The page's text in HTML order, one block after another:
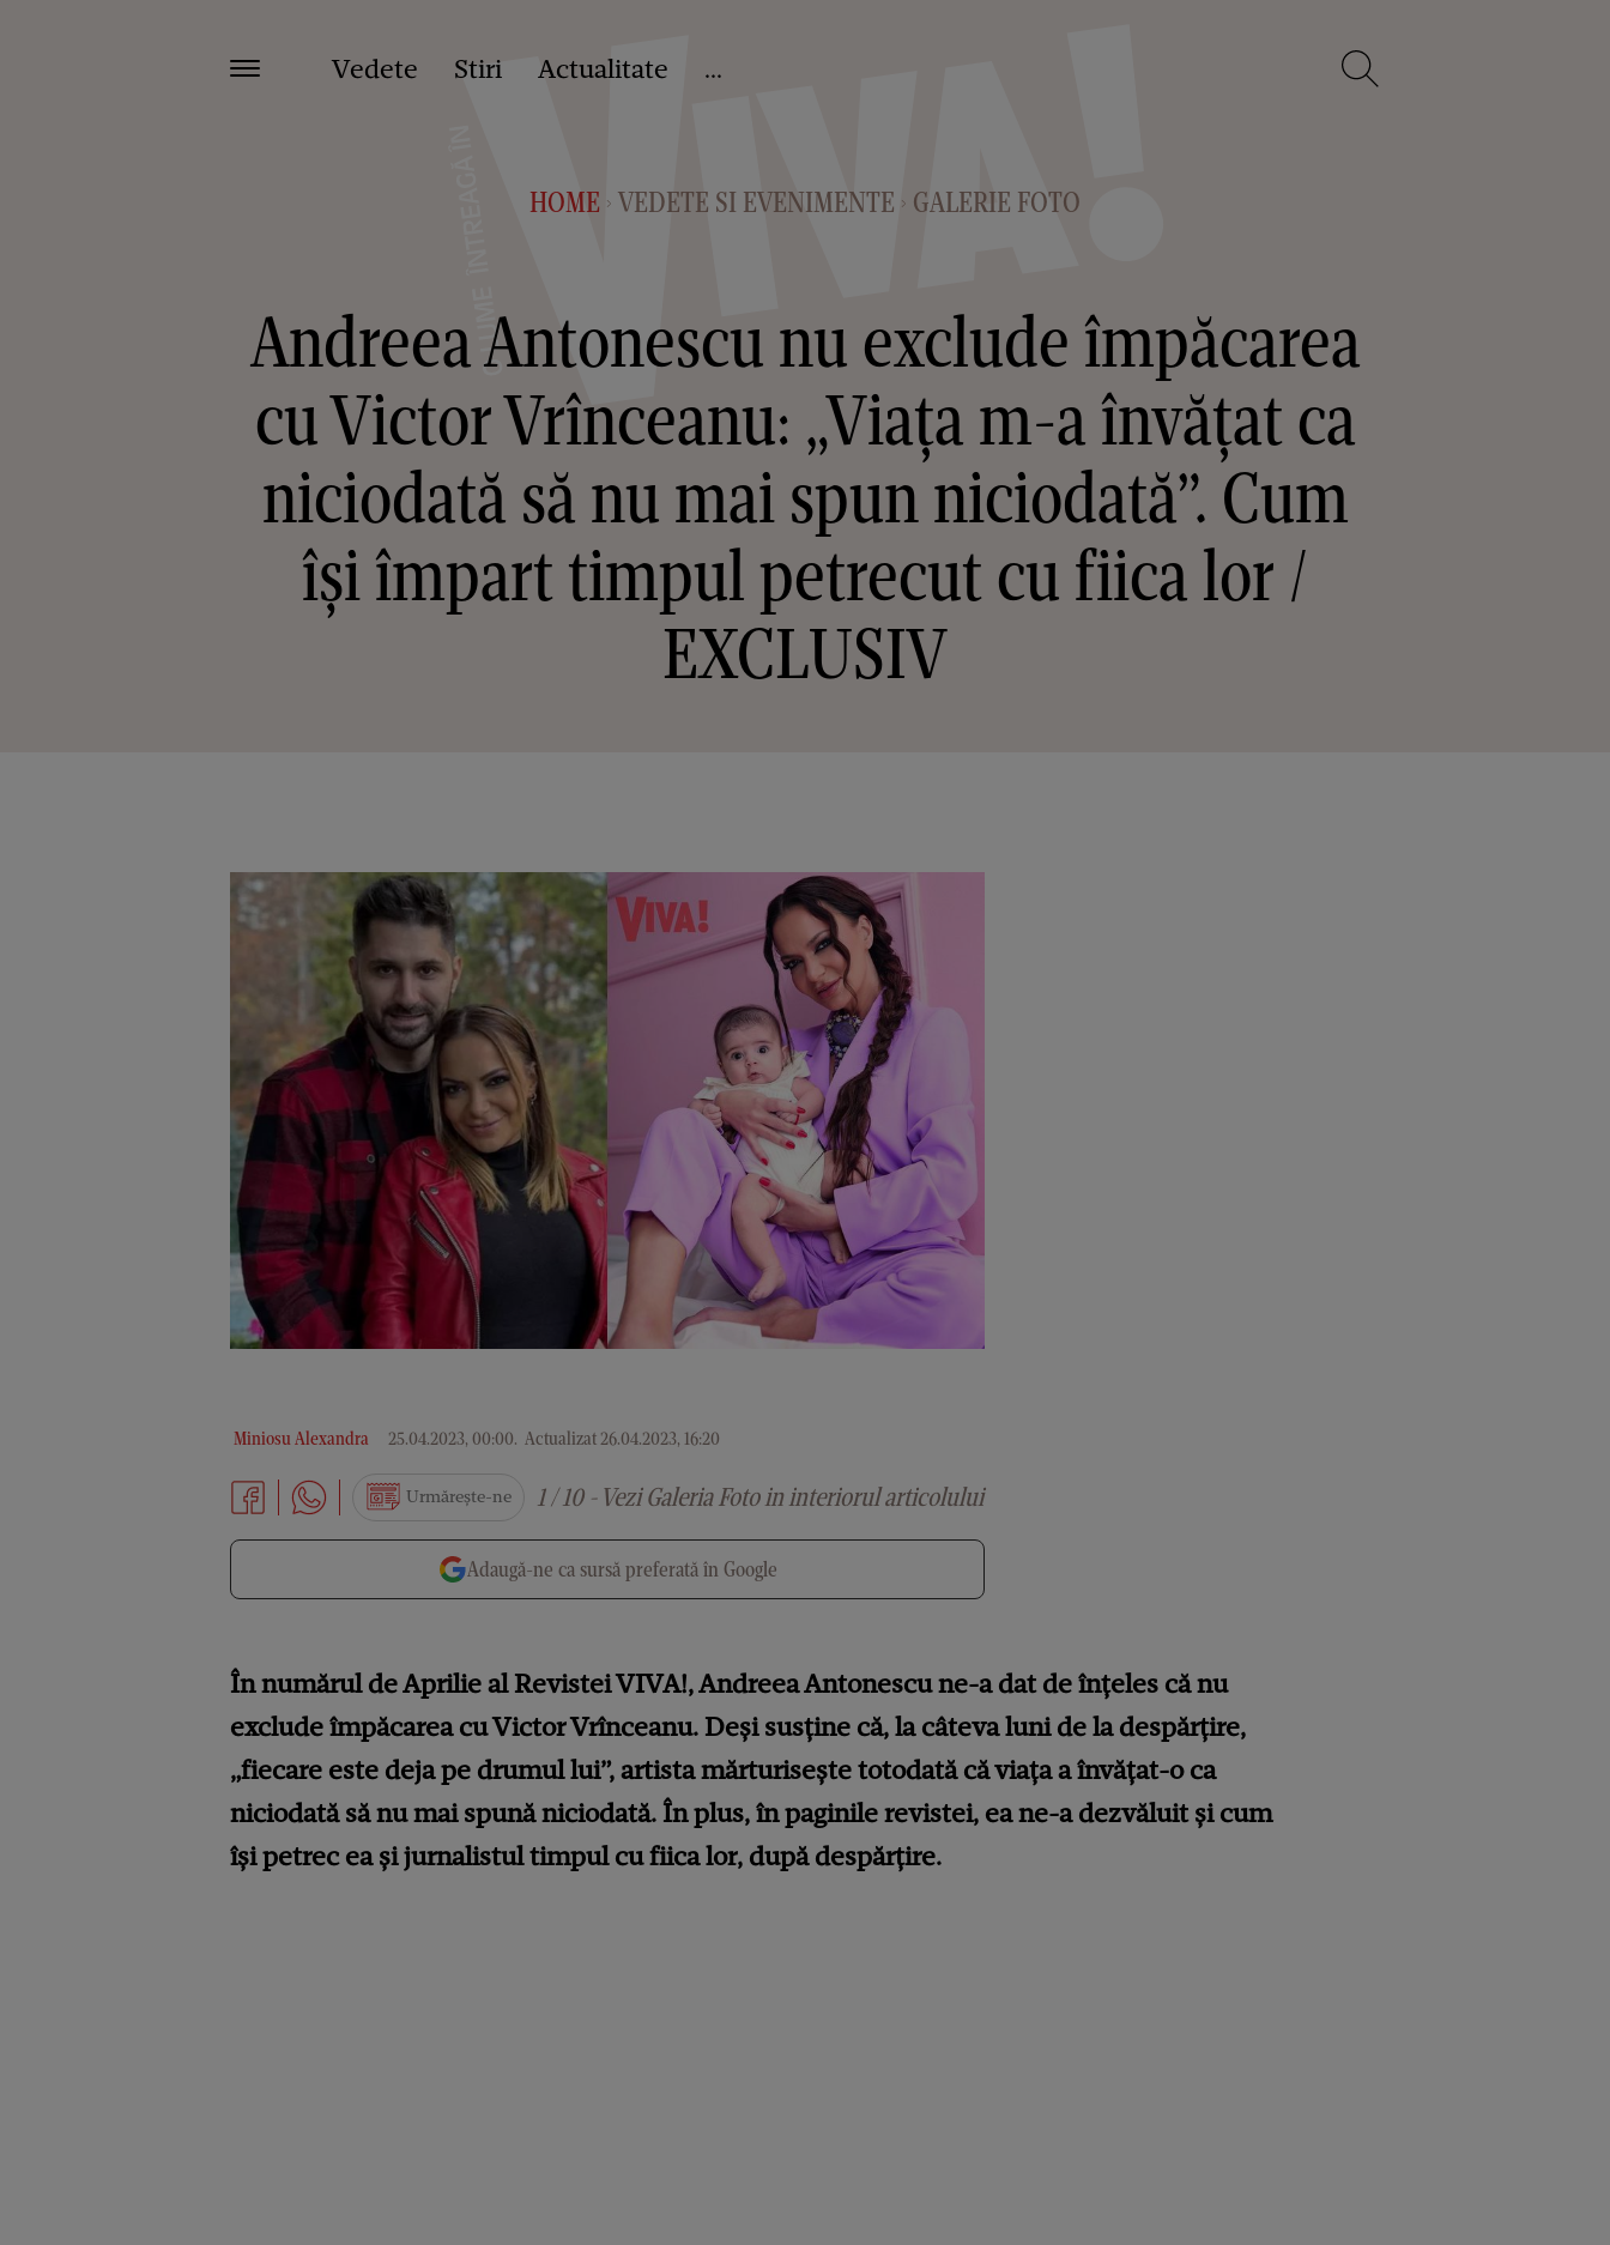
Vedete Stiri Actualitate ...
HOME > VEDETE SI EVENIMENTE > GALERIE FOTO
Andreea Antonescu nu exclude împăcarea
cu Victor Vrînceanu: „Viața m-a învățat ca
niciodată să nu mai spun niciodată”. Cum
își împart timpul petrecut cu fiica lor /
EXCLUSIV
Miniosu Alexandra 25.04.2023, 00:00. Actualizat 26.04.2023, 16:20
Urmărește-ne 1 / 10 - Vezi Galeria Foto in interiorul articolului
Adaugă-ne ca sursă preferată în Google
În numărul de Aprilie al Revistei VIVA!, Andreea Antonescu ne-a dat de înțeles că nu
exclude împăcarea cu Victor Vrînceanu. Deși susține că, la câteva luni de la despărțire,
„fiecare este deja pe drumul lui”, artista mărturisește totodată că viața a învățat-o ca
niciodată să nu mai spună niciodată. În plus, în paginile revistei, ea ne-a dezvăluit și cum
își petrec ea și jurnalistul timpul cu fiica lor, după despărțire.